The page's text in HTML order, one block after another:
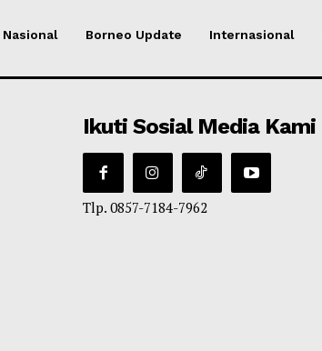
Nasional Borneo Update Internasional
Ikuti Sosial Media Kami
Tlp. 0857-7184-7962